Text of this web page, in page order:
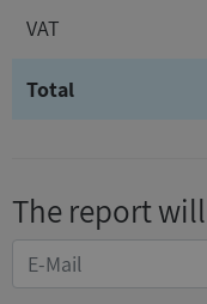
VAT
Total
The report